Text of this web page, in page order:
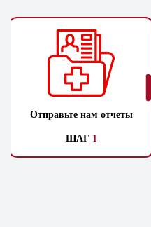
Отправьте нам отчеты
ШАГ 1